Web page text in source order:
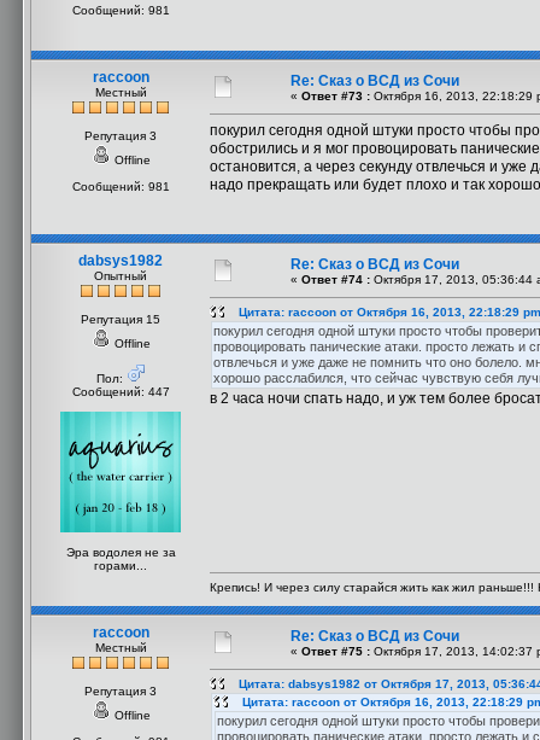
Сообщений: 981
raccoon
Местный
Репутация 3
Offline
Сообщений: 981
Re: Сказ о ВСД из Сочи
« Ответ #73 : Октября 16, 2013, 22:18:29
покурил сегодня одной штуки просто чтобы
обострились и я мог провоцировать
остановится, а через секунду отвлечься и
надо прекращать или будет плохо и так
dabsys1982
Опытный
Репутация 15
Offline
Пол:
Сообщений: 447
Эра водолея не за
горами...
Re: Сказ о ВСД из Сочи
« Ответ #74 : Октября 17, 2013, 05:36:44
Цитата: raccoon от Октября 16, 2013, 22:18:29 pm
покурил сегодня одной штуки просто чтобы
провоцировать панические атаки. просто лежать и
отвлечься и уже даже не помнить что оно болело.
хорошо расслабился, что сейчас чувствую себя
в 2 часа ночи спать надо, и уж тем более
Крепись! И через силу старайся жить как жил
raccoon
Местный
Репутация 3
Offline
Re: Сказ о ВСД из Сочи
« Ответ #75 : Октября 17, 2013, 14:02:37
Цитата: dabsys1982 от Октября 17, 2013,
Цитата: raccoon от Октября 16, 2013, 22:18:29
покурил сегодня одной штуки просто чтобы
провоцировать панические атаки. просто лежать и